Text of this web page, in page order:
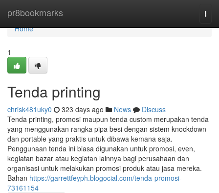
pr8bookmarks
Home
Home
1
Tenda printing
chrisk481uky0 323 days ago News
Discuss
Tenda printing, promosi maupun tenda custom merupakan tenda
yang menggunakan rangka pipa besi dengan sistem knockdown
dan portable yang praktis untuk dibawa kemana saja.
Penggunaan tenda ini biasa digunakan untuk promosi, even,
kegiatan bazar atau kegiatan lainnya bagi perusahaan dan
organisasi untuk melakukan promosi produk atau jasa mereka.
Bahan https://garrettfeyph.blogocial.com/tenda-promosi-
73161154